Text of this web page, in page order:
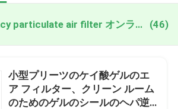
high efficiency particulate air filter オンライン製造 (46)
小型プリーツのケイ酸ゲルのエ
ア フィルター、クリーン ルーム
のためのゲルのシールのヘパ逆